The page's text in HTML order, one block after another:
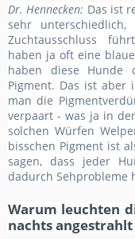
Dr. Hennecken: Das ist
sehr
Zuchtausschluss
haben ja oft eine
haben diese Hunde
Pigment. Das ist aber
man die
verpaart - was ja in
solchen Würfen
bisschen Pigment ist
sagen, dass jeder
dadurch Sehprobleme
Warum leuchten
nachts